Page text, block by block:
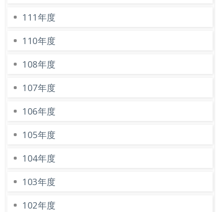
業
資
訊
開
關
資
局
111年度
110年度
108年度
107年度
106年度
105年度
104年度
103年度
102年度